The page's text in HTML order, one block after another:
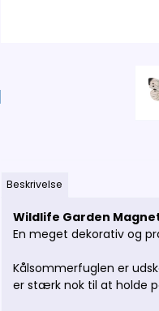
Beskrivelse
Wildlife Garden
En meget dekorativ og
Kålsommerfuglen er
er stærk nok til at holde